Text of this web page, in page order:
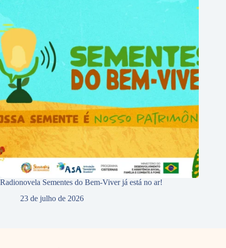
Radionovela Sementes do Bem-Viver já está no ar!
23 de julho de 2026